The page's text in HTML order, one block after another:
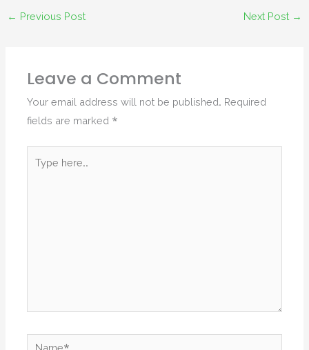
← Previous Post Next Post →
Leave a Comment
Your email address will not be published. Required
fields are marked *
Name*